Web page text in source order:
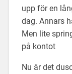
upp för en
dag. Annars
Men lite
på kontot
Nu är det